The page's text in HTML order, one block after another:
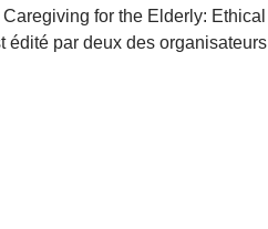
for the Elderly: Ethical
édité par deux des organisateurs